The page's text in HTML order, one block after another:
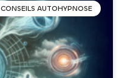
CONSEILS AUTOHYPNOSE